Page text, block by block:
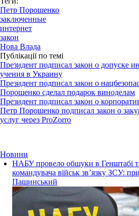
Петр Порошенко
заключенные
интернет
закон
Нова Влада
Публікації по темі
Президент подписал закон о допуске
учения в Украину
Президент подписал закон о
Порошенко сделал подарок виноделам
Президент подписал закон о
Петр Порошенко подписал закон о
услуг через ProZorro
Новини
НАБУ провело обшуки в Генштабі
командувача військ зв’язку ЗСУ:
Пашинський